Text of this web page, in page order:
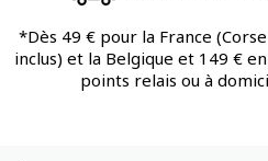
*Dès 49 € pour la France
inclus) et la Belgique et 149 €
points relais ou à